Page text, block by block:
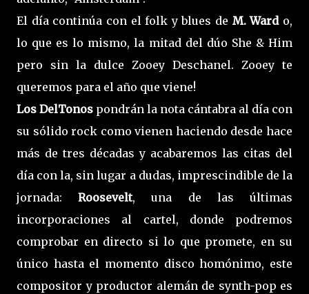
El día continúa con el folk y blues de M. Wardo,
lo que es lo mismo, la mitad del dúo She & Him
pero sin la dulce Zooey Deschanel. Zooey te
queremos para el año que viene!
Los DelTonos pondrán la nota cántabra al día con
su sólido rock como vienen haciendo desde hace
más de tres décadas y acabaremos las citas del
día con la, sin lugar a dudas, imprescindible de la
jornada:Roosevelt, una de las últimas
incorporaciones al cartel, donde podremos
comprobar en directo si lo que promete, en su
único hasta el momento disco homónimo, este
compositor y productor alemán de synth-pop es